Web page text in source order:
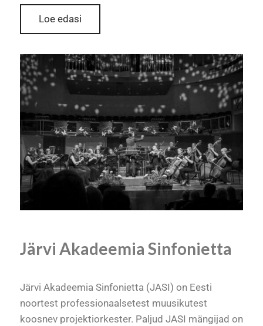
Loe edasi
Järvi Akadeemia Sinfonietta
Järvi Akadeemia Sinfonietta (JASI) on Eesti
noortest professionaalsetest muusikutest
koosnev projektiorkester. Paljud JASI mängijad on